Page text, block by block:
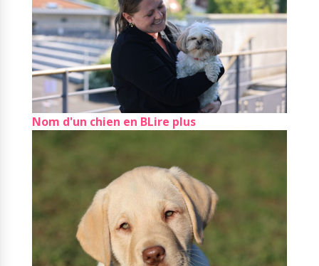
Nom d'un chien en BLire plus